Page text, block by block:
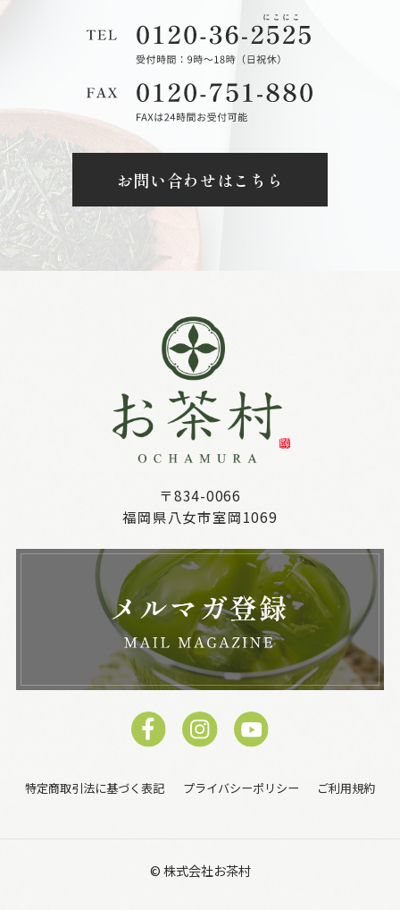
お問い合わせはこちら
〒834-0066
福岡県八女市室岡1069
特定商取引法に基づく表記 プライバシーポリシー ご利用規約
© 株式会社お茶村